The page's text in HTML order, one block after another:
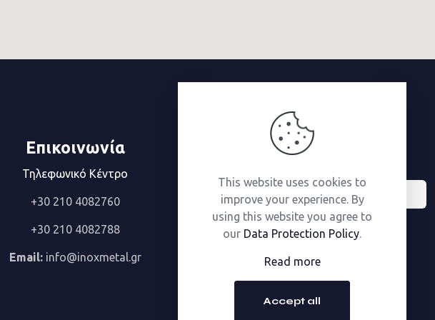
Επικοινωνία
Τηλεφωνικό Κέντρο
+30 210 4082760
+30 210 4082788
Email:info@inoxmetal.gr
Εγγραφή στο Newsletter
This website uses cookies to
improve your experience. By
using this website you agree to
our Data Protection Policy.
Read more
Accept all